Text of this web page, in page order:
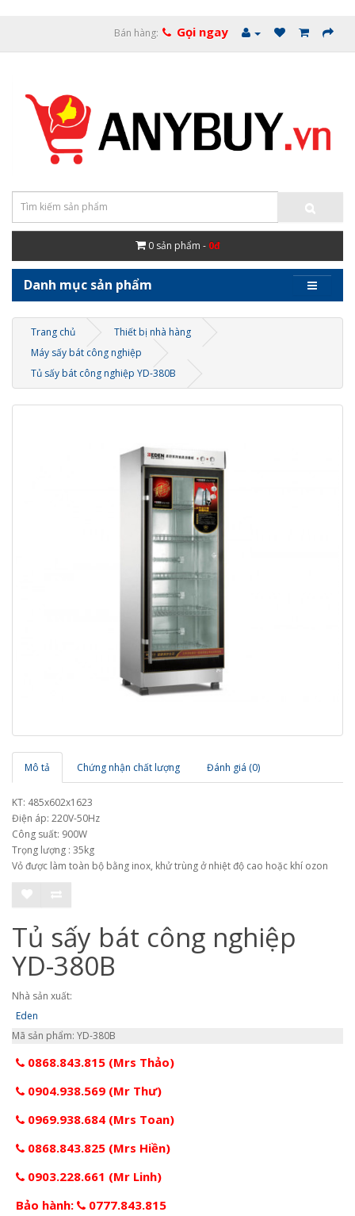
Bán hàng: Gọi ngay
0 sản phẩm - 0đ
Danh mục sản phẩm
Trang chủ
Thiết bị nhà hàng
Máy sấy bát công nghiệp
Tủ sấy bát công nghiệp YD-380B
Mô tả Chứng nhận chất lượng Đánh giá (0)
KT: 485x602x1623
Điện áp: 220V-50Hz
Công suất: 900W
Trọng lượng : 35kg
Vỏ được làm toàn bộ bằng inox, khử trùng ở nhiệt độ cao hoặc khí ozon
Tủ sấy bát công nghiệp
YD-380B
Nhà sản xuất:
Eden
Mã sản phẩm: YD-380B
0868.843.815 (Mrs Thảo)
0904.938.569 (Mr Thư)
0969.938.684 (Mrs Toan)
0868.843.825 (Mrs Hiền)
0903.228.661 (Mr Linh)
Bảo hành:
0777.843.815